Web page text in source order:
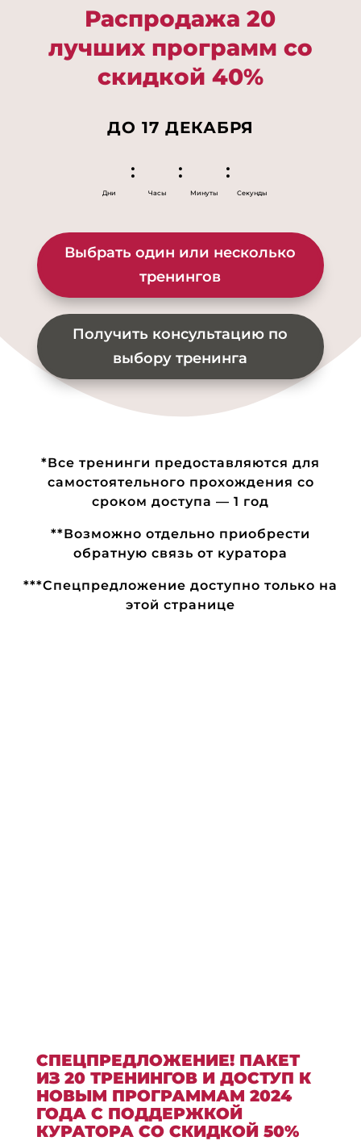
Распродажа 20
лучших программ со
скидкой 40%
ДО 17 ДЕКАБРЯ
Дни
:
Часы
:
Минуты
:
Секунды
Выбрать один или несколько
тренингов
Получить консультацию по
выбору тренинга
*Все тренинги предоставляются для
самостоятельного прохождения со
сроком доступа — 1 год
**Возможно отдельно приобрести
обратную связь от куратора
***Спецпредложение доступно только на
этой странице
СПЕЦПРЕДЛОЖЕНИЕ! ПАКЕТ
ИЗ 20 ТРЕНИНГОВ И ДОСТУП К
НОВЫМ ПРОГРАММАМ 2024
ГОДА С ПОДДЕРЖКОЙ
КУРАТОРА СО СКИДКОЙ 50%